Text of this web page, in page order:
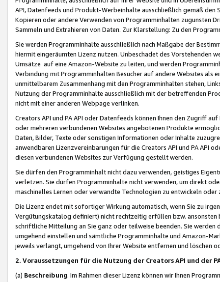
API, Datenfeeds und Produkt-Werbeinhalte ausschließlich gemäß
Kopieren oder andere Verwenden von Programminhalten zugunsten
Sammeln und Extrahieren von Daten. Zur Klarstellung: Zu den
Sie werden Programminhalte ausschließlich nach Maßgabe der
hiermit eingeräumten Lizenz nutzen. Unbeschadet des Vorstehenden
Umsätze auf eine Amazon-Website zu leiten, und werden
Verbindung mit Programminhalten Besucher auf andere Websites als
unmittelbarem Zusammenhang mit den Programminhalten stehen,
Nutzung der Programminhalte ausschließlich mit der betreffenden
nicht mit einer anderen Webpage verlinken.
Creators API und PA API oder Datenfeeds können Ihnen den Zugriff
oder mehreren verbundenen Websites angebotenen Produkte
Daten, Bilder, Texte oder sonstigen Informationen oder Inhalte
anwendbaren Lizenzvereinbarungen für die Creators API und PA API
diesen verbundenen Websites zur Verfügung gestellt werden.
Sie dürfen den Programminhalt nicht dazu verwenden, geistiges
verletzen. Sie dürfen Programminhalte nicht verwenden, um direkt
maschinelles Lernen oder verwandte Technologien zu entwickeln
Die Lizenz endet mit sofortiger Wirkung automatisch, wenn Sie zu
Vergütungskatalog definiert) nicht rechtzeitig erfüllen bzw. ansonsten
schriftliche Mitteilung an Sie ganz oder teilweise beenden. Sie werden
umgehend einstellen und sämtliche Programminhalte und Amazon-
jeweils verlangt, umgehend von Ihrer Website entfernen und löschen
2. Voraussetzungen für die Nutzung der Creators API und der
(a) Beschreibung. Im Rahmen dieser Lizenz können wir Ihnen